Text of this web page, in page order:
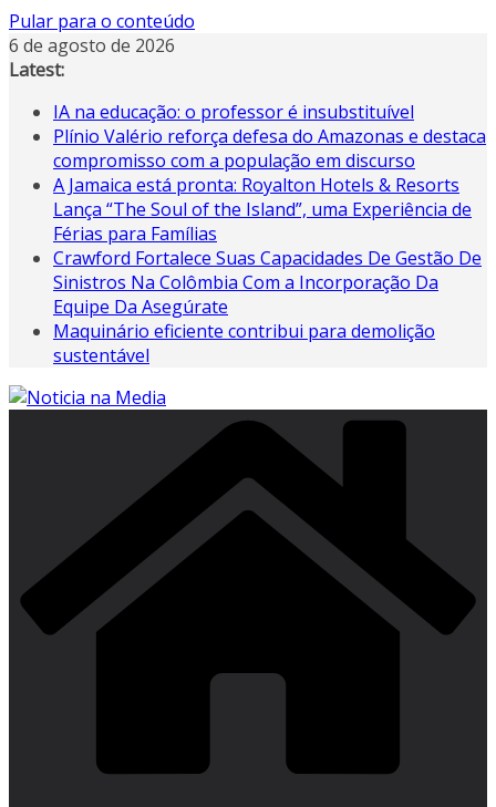
Pular para o conteúdo
6 de agosto de 2026
Latest:
IA na educação: o professor é insubstituível
Plínio Valério reforça defesa do Amazonas e destaca
compromisso com a população em discurso
A Jamaica está pronta: Royalton Hotels & Resorts
Lança “The Soul of the Island”, uma Experiência de
Férias para Famílias
Crawford Fortalece Suas Capacidades De Gestão De
Sinistros Na Colômbia Com a Incorporação Da
Equipe Da Asegúrate
Maquinário eficiente contribui para demolição
sustentável